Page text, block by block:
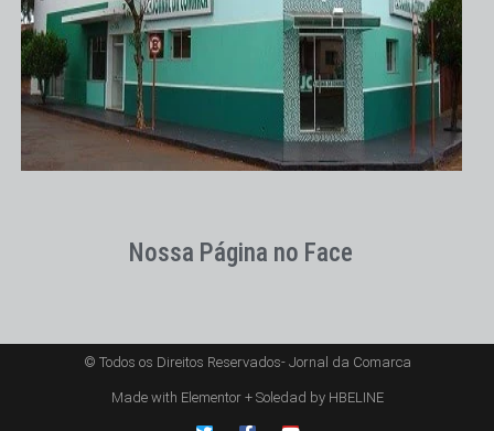
Nossa Página no Face
© Todos os Direitos Reservados- Jornal da Comarca
Made with Elementor + Soledad by HBELINE